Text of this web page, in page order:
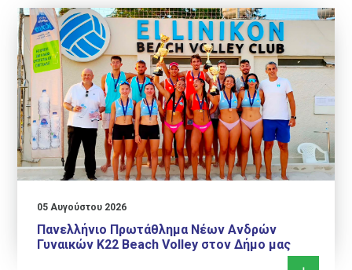
05 Αυγούστου 2026
Πανελλήνιο Πρωτάθλημα Νέων Ανδρών
Γυναικών Κ22 Beach Volley στον Δήμο μας